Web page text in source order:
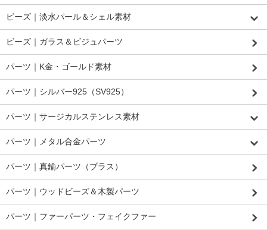
ビーズ｜淡水パール＆シェル素材
ビーズ｜ガラス＆ビジュパーツ
パーツ｜K金・ゴールド素材
パーツ｜シルバー925（SV925）
パーツ｜サージカルステンレス素材
パーツ｜メタル合金パーツ
パーツ｜真鍮パーツ（ブラス）
パーツ｜ウッドビーズ＆木製パーツ
パーツ｜ファーパーツ・フェイクファー